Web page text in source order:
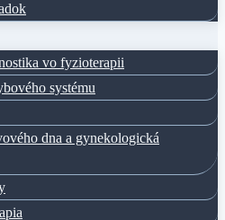
vo fyzioterapii
systému
dna a gynekologická